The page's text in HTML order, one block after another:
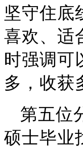
坚守住底
喜欢、适
时强调可
多，收获
第五位
硕士毕业